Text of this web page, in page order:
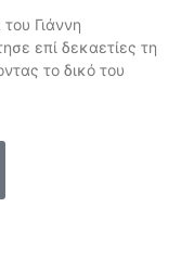
Γιάννη
επί δεκαετίες τη
το δικό του